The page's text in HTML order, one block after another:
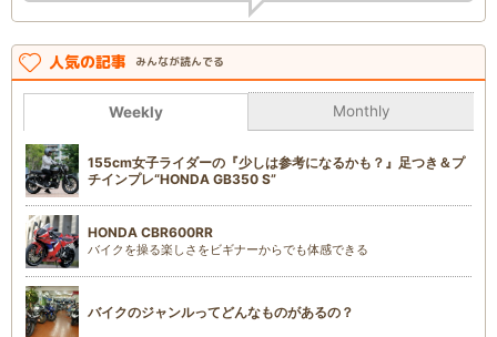
人気の記事 みんなが読んでる
Weekly Monthly
155cm女子ライダーの『少しは参考になるかも？』足つき＆プ
チインプレ“HONDA GB350 S”
HONDA CBR600RR
バイクを操る楽しさをビギナーからでも体感できる
バイクのジャンルってどんなものがあるの？